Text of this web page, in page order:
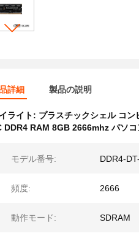
詳細 製品の説明
ライト: プラスチックシェル コン
DDR4 RAM 8GB 2666mhz パソコ
モデル番号: DDR4-
頻度: 2666
動作モード: SDRAM